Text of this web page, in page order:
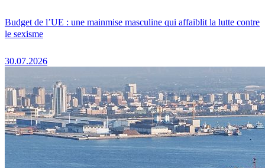
Budget de l’UE : une mainmise masculine qui affaiblit la lutte contre
le sexisme
30.07.2026